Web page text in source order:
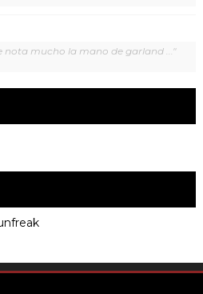
nota mucho la mano de garland ..."